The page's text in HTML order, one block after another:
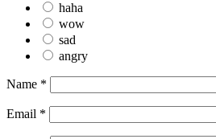
haha
wow
sad
angry
Name *
Email *